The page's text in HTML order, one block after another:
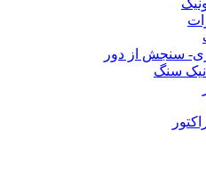
سنجش از دور
سنگ